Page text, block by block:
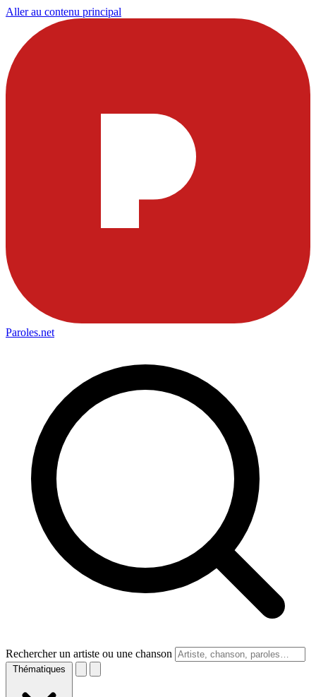
Aller au contenu principal
Paroles.net
Rechercher un artiste ou une chanson
Thématiques